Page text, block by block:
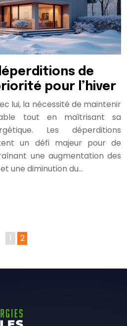
de
pour l’hiver
lui, la nécessité de maintenir
tout en maîtrisant sa
Les déperditions
un défi majeur pour de
une augmentation des
une diminution du…
1 2